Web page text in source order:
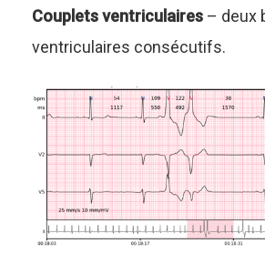
Couplets ventriculaires – deux
ventriculaires consécutifs.